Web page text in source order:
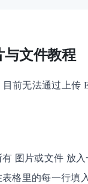
与文件教程
前无法通过上传
图片或文件 放
格里的每一行填